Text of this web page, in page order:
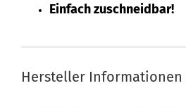
Einfach zuschneidbar!
Hersteller Informationen